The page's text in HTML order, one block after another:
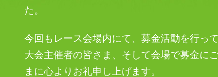
た。
今回もレース会場内にて、募金活動を行っ
大会主催者の皆さま、そして会場で募金に
まに心よりお礼申し上げます。